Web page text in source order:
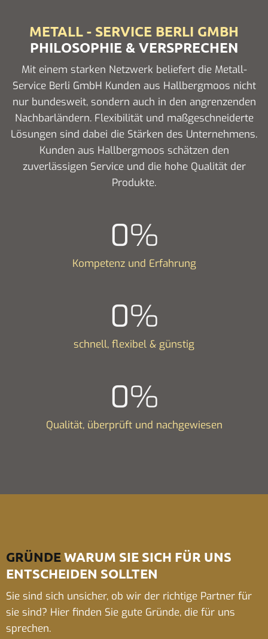
METALL - SERVICE BERLI GMBH
PHILOSOPHIE & VERSPRECHEN
Mit einem starken Netzwerk beliefert die Metall-
Service Berli GmbH Kunden aus Hallbergmoos nicht
nur bundesweit, sondern auch in den angrenzenden
Nachbarländern. Flexibilität und maßgeschneiderte
Lösungen sind dabei die Stärken des Unternehmens.
Kunden aus Hallbergmoos schätzen den
zuverlässigen Service und die hohe Qualität der
Produkte.
0%
Kompetenz und Erfahrung
0%
schnell, flexibel & günstig
0%
Qualität, überprüft und nachgewiesen
GRÜNDEWARUM SIE SICH FÜR UNS
ENTSCHEIDEN SOLLTEN
Sie sind sich unsicher, ob wir der richtige Partner für
sie sind? Hier finden Sie gute Gründe, die für uns
sprechen.